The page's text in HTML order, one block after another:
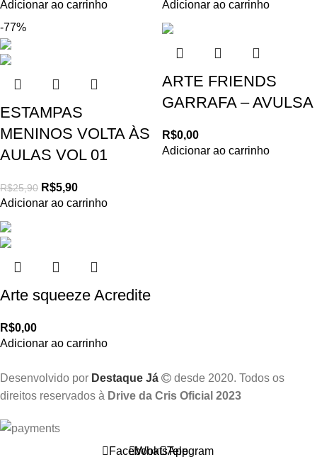
Adicionar ao carrinho
Adicionar ao carrinho
-77%
ESTAMPAS
MENINOS VOLTA ÀS
AULAS VOL 01
R$25,90 R$5,90
Adicionar ao carrinho
ARTE FRIENDS
GARRAFA – AVULSA
R$0,00
Adicionar ao carrinho
Arte squeeze Acredite
R$0,00
Adicionar ao carrinho
Desenvolvido por Destaque Já
desde 2020. Todos os
direitos reservados à Drive da Cris Oficial 2023
FacebookWhatsAppTelegram